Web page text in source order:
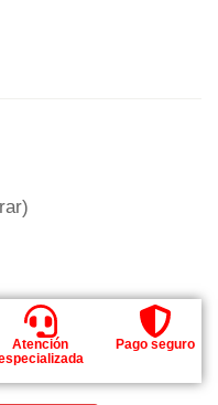
Atención
Pago seguro